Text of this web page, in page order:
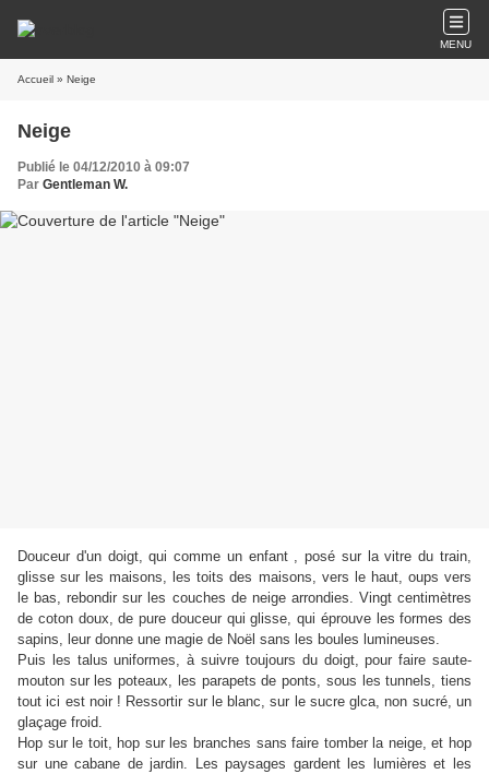
MENU
Accueil » Neige
Neige
Publié le 04/12/2010 à 09:07
Par Gentleman W.
Douceur d'un doigt, qui comme un enfant , posé sur la vitre du train,
glisse sur les maisons, les toits des maisons, vers le haut, oups vers
le bas, rebondir sur les couches de neige arrondies. Vingt centimètres
de coton doux, de pure douceur qui glisse, qui éprouve les formes des
sapins, leur donne une magie de Noël sans les boules lumineuses.
Puis les talus uniformes, à suivre toujours du doigt, pour faire saute-
mouton sur les poteaux, les parapets de ponts, sous les tunnels, tiens
tout ici est noir ! Ressortir sur le blanc, sur le sucre glca, non sucré, un
glaçage froid.
Hop sur le toit, hop sur les branches sans faire tomber la neige, et hop
sur une cabane de jardin. Les paysages gardent les lumières et les